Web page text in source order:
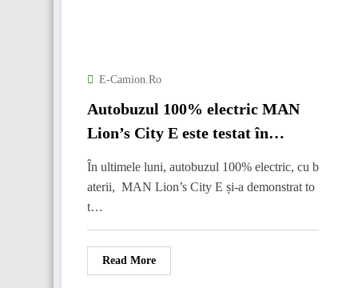
E-Camion.ro
Autobuzul 100% electric MAN
Lion’s City E este testat în
condiții reale de trafic în
România.
În ultimele luni, autobuzul 100% electric, cu b
aterii, MAN Lion’s City E și-a demonstrat to
t…
Read More